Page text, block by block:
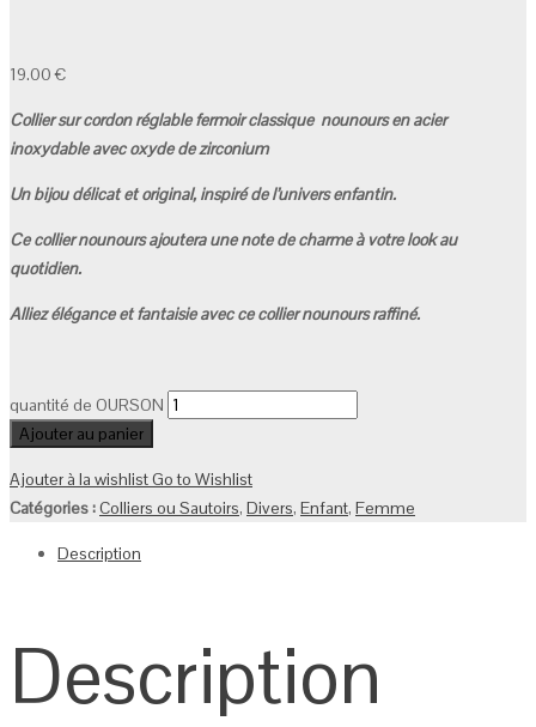
19.00€
Collier sur cordon réglable fermoir classique nounours en acier
inoxydable avec oxyde de zirconium
Un bijou délicat et original, inspiré de l’univers enfantin.
Ce collier nounours ajoutera une note de charme à votre look au
quotidien.
Alliez élégance et fantaisie avec ce collier nounours raffiné.
quantité de OURSON
Ajouter au panier
Ajouter à la wishlistGo to Wishlist
Catégories :Colliers ou Sautoirs, Divers, Enfant, Femme
Description
Description